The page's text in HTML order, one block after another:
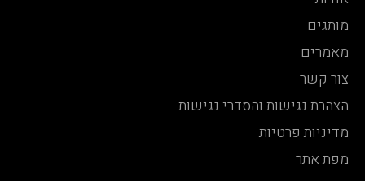
מותגים
מאמרים
צור קשר
הצהרת נגישות והסדרי נגישות
מדיניות פרטיות
מפת אתר